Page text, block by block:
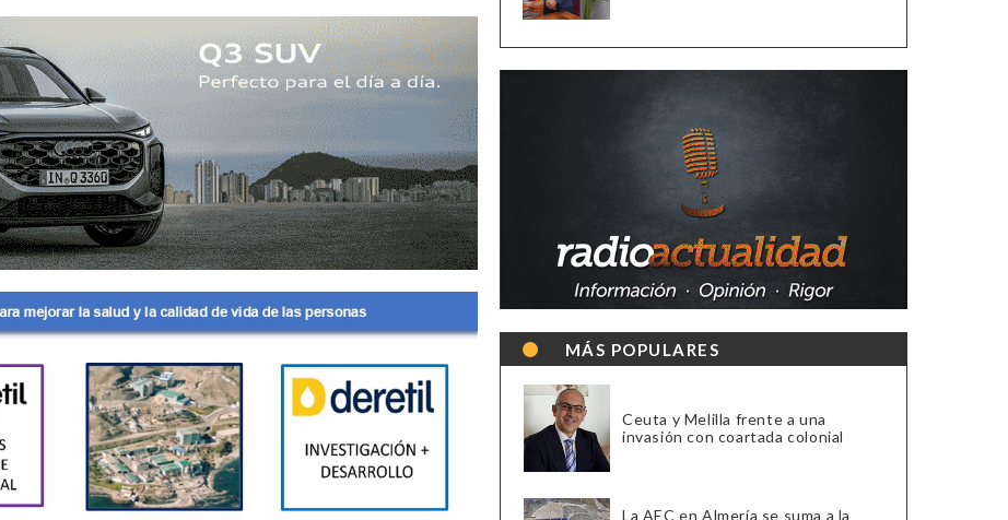
MÁS POPULARES
Ceuta y Melilla frente a una
invasión con coartada colonial
La AEC en Almería se suma a la